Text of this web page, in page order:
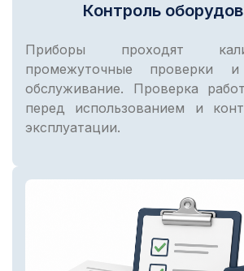
Контроль
Приборы проходят
промежуточные проверки и
обслуживание. Проверка
перед использованием и
эксплуатации.